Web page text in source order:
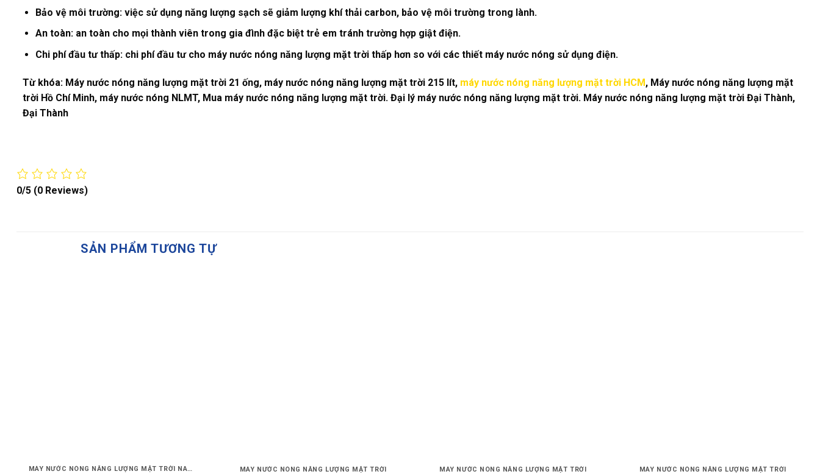
Bảo vệ môi trường:việc sử dụng năng lượng sạch sẽ giảm lượng khí thải carbon, bảo vệ môi trường trong lành.
An toàn:an toàn cho mọi thành viên trong gia đình đặc biệt trẻ em tránh trường hợp giật điện.
Chi phí đầu tư thấp:chi phí đầu tư cho máy nước nóng năng lượng mặt trời thấp hơn so với các thiết máy nước nóng sử dụng điện.
Từ khóa: Máy nước nóng năng lượng mặt trời 21 ống, máy nước nóng năng lượng mặt trời 215 lít, máy nước nóng năng lượng mặt trời HCM, Máy nước nóng năng lượng mặt
trời Hồ Chí Minh, máy nước nóng NLMT, Mua máy nước nóng năng lượng mặt trời. Đại lý máy nước nóng năng lượng mặt trời. Máy nước nóng năng lượng mặt trời Đại Thành,
Đại Thành
0/5 (0 Reviews)
SẢN PHẨM TƯƠNG TỰ
MÁY NƯỚC NÓNG NĂNG LƯỢNG MẶT TRỜI NAM THÀNH MÁY NƯỚC NÓNG NĂNG LƯỢNG MẶT TRỜI MÁY NƯỚC NÓNG NĂNG LƯỢNG MẶT TRỜI MÁY NƯỚC NÓNG NĂNG LƯỢNG MẶT TRỜI